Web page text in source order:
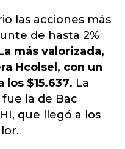
las acciones más
de hasta 2%
más valorizada,
Hcolsel, con un
los $15.637. La
la de Bac
que llegó a los